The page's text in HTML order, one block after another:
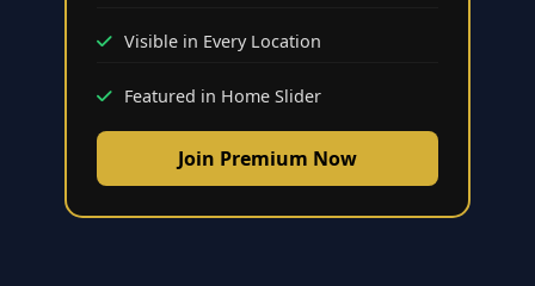
Visible in Every Location
Featured in Home Slider
Join Premium Now